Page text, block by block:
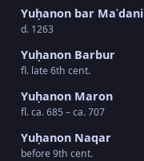
Yuḥanon bar Maʿdani
d. 1263
Yuḥanon Barbur
fl. late 6th cent.
Yuḥanon Maron
fl. ca. 685 – ca. 707
Yuḥanon Naqar
before 9th cent.